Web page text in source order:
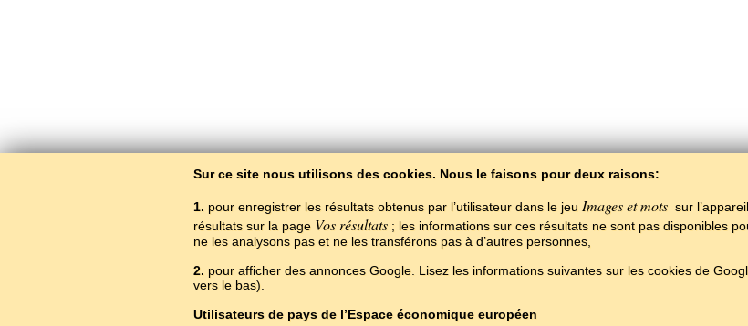
Sur ce site nous utilisons des cookies. Nous le faisons pour deux raisons:
1. pour enregistrer les résultats obtenus par l’utilisateur dans le jeu Images et mots sur
résultats sur la page Vos résultats ; les informations sur ces résultats ne sont pas disponibles
ne les analysons pas et ne les transférons pas à d’autres personnes,
2. pour afficher des annonces Google. Lisez les informations suivantes sur les cookies de
vers le bas).
Utilisateurs de pays de l’Espace économique européen